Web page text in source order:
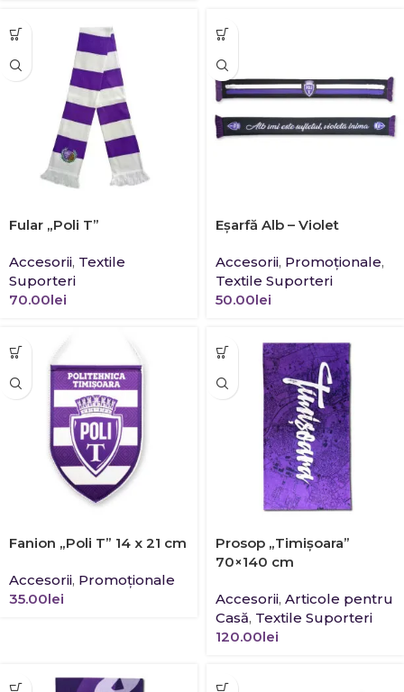
Fular „Poli T”
Accesorii, Textile
Suporteri
70.00lei
Eșarfă Alb – Violet
Accesorii, Promoţionale,
Textile Suporteri
50.00lei
Fanion „Poli T” 14 x 21 cm
Accesorii, Promoţionale
35.00lei
Prosop „Timișoara”
70×140 cm
Accesorii, Articole pentru
Casă, Textile Suporteri
120.00lei